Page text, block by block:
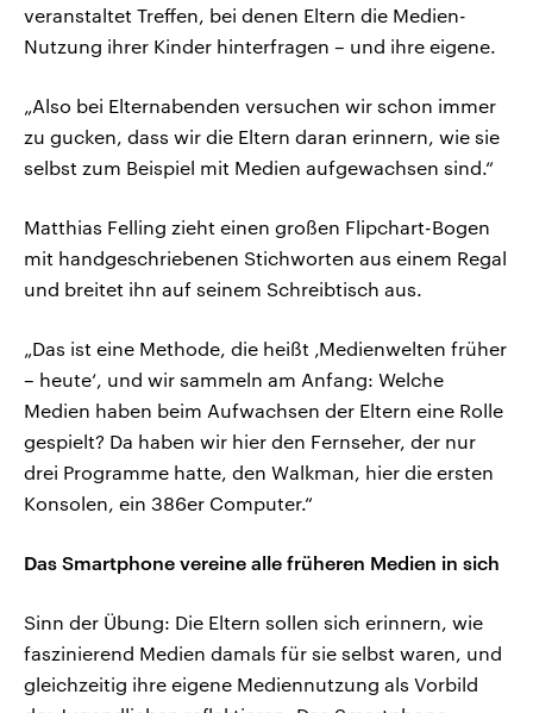
veranstaltet Treffen, bei denen Eltern die Medien-
Nutzung ihrer Kinder hinterfragen – und ihre eigene.
„Also bei Elternabenden versuchen wir schon immer
zu gucken, dass wir die Eltern daran erinnern, wie sie
selbst zum Beispiel mit Medien aufgewachsen sind.“
Matthias Felling zieht einen großen Flipchart-Bogen
mit handgeschriebenen Stichworten aus einem Regal
und breitet ihn auf seinem Schreibtisch aus.
„Das ist eine Methode, die heißt ‚Medienwelten früher
– heute‘, und wir sammeln am Anfang: Welche
Medien haben beim Aufwachsen der Eltern eine Rolle
gespielt? Da haben wir hier den Fernseher, der nur
drei Programme hatte, den Walkman, hier die ersten
Konsolen, ein 386er Computer.“
Das Smartphone vereine alle früheren Medien in sich
Sinn der Übung: Die Eltern sollen sich erinnern, wie
faszinierend Medien damals für sie selbst waren, und
gleichzeitig ihre eigene Mediennutzung als Vorbild